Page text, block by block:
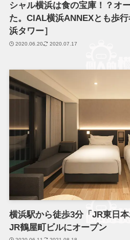
シャル横浜は食の宝庫！？オ
た。CIAL横浜ANNEXとも歩
浜タワー］
2020.06.20 2020.07.17
横浜駅から徒歩3分「JR東日
JR鶴屋町ビルにオープン